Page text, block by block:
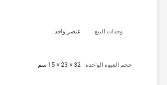
وحدات البيع: عنصر واحد
حجم العبوة الواحدة: 32 × 23 × 15 سم